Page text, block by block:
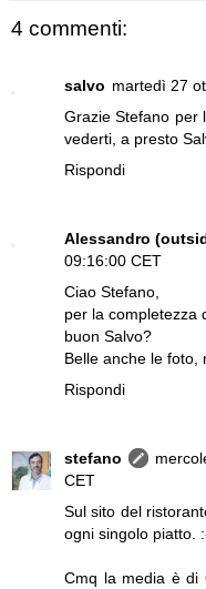
4 commenti:
salvo martedì 27
Grazie Stefano per
vederti, a presto
Rispondi
Alessandro
09:16:00 CET
Ciao Stefano,
per la completezza
buon Salvo?
Belle anche le foto,
Rispondi
stefano
CET
Sul sito del
ogni singolo piatto.
Cmq la media è di